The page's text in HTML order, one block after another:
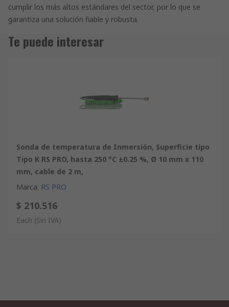
cumplir los más altos estándares del sector, por lo que se
garantiza una solución fiable y robusta.
Te puede interesar
Sonda de temperatura de Inmersión, Superficie tipo
Tipo K RS PRO, hasta 250 °C ±0.25 %, Ø 10 mm x 110
mm, cable de 2 m,
Marca: RS PRO
$ 210.516
Each (Sin IVA)